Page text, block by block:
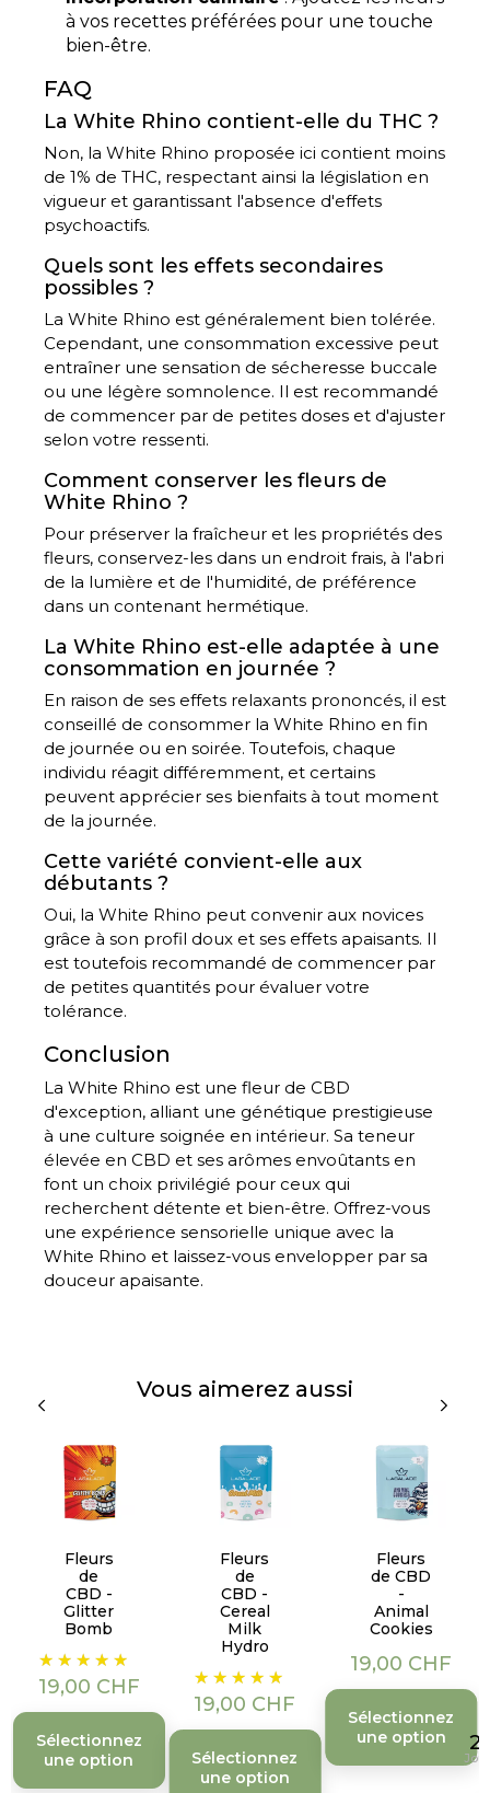
à vos recettes préférées pour une touche
bien-être.
FAQ
La White Rhino contient-elle du THC ?
Non, la White Rhino proposée ici contient moins
de 1% de THC, respectant ainsi la législation en
vigueur et garantissant l'absence d'effets
psychoactifs.
Quels sont les effets secondaires
possibles ?
La White Rhino est généralement bien tolérée.
Cependant, une consommation excessive peut
entraîner une sensation de sécheresse buccale
ou une légère somnolence. Il est recommandé
de commencer par de petites doses et d'ajuster
selon votre ressenti.
Comment conserver les fleurs de
White Rhino ?
Pour préserver la fraîcheur et les propriétés des
fleurs, conservez-les dans un endroit frais, à l'abri
de la lumière et de l'humidité, de préférence
dans un contenant hermétique.
La White Rhino est-elle adaptée à une
consommation en journée ?
En raison de ses effets relaxants prononcés, il est
conseillé de consommer la White Rhino en fin
de journée ou en soirée. Toutefois, chaque
individu réagit différemment, et certains
peuvent apprécier ses bienfaits à tout moment
de la journée.
Cette variété convient-elle aux
débutants ?
Oui, la White Rhino peut convenir aux novices
grâce à son profil doux et ses effets apaisants. Il
est toutefois recommandé de commencer par
de petites quantités pour évaluer votre
tolérance.
Conclusion
La White Rhino est une fleur de CBD
d'exception, alliant une génétique prestigieuse
à une culture soignée en intérieur. Sa teneur
élevée en CBD et ses arômes envoûtants en
font un choix privilégié pour ceux qui
recherchent détente et bien-être. Offrez-vous
une expérience sensorielle unique avec la
White Rhino et laissez-vous envelopper par sa
douceur apaisante.
Vous aimerez aussi
Fleurs
de
CBD -
Glitter
Bomb
Prix
19,00 CHF
Sélectionnez
une option
Fleurs
de
CBD -
Cereal
Milk
Hydro
Prix
19,00 CHF
Sélectionnez
une option
Fleurs
de CBD
-
Animal
Cookies
Prix
19,00 CHF
Sélectionnez
une option
25